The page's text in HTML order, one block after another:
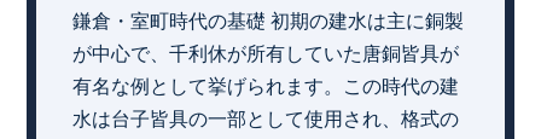
鎌倉・室町時代の基礎 初期の建水は主に銅製
が中心で、千利休が所有していた唐銅皆具が
有名な例として挙げられます。この時代の建
水は台子皆具の一部として使用され、格式の